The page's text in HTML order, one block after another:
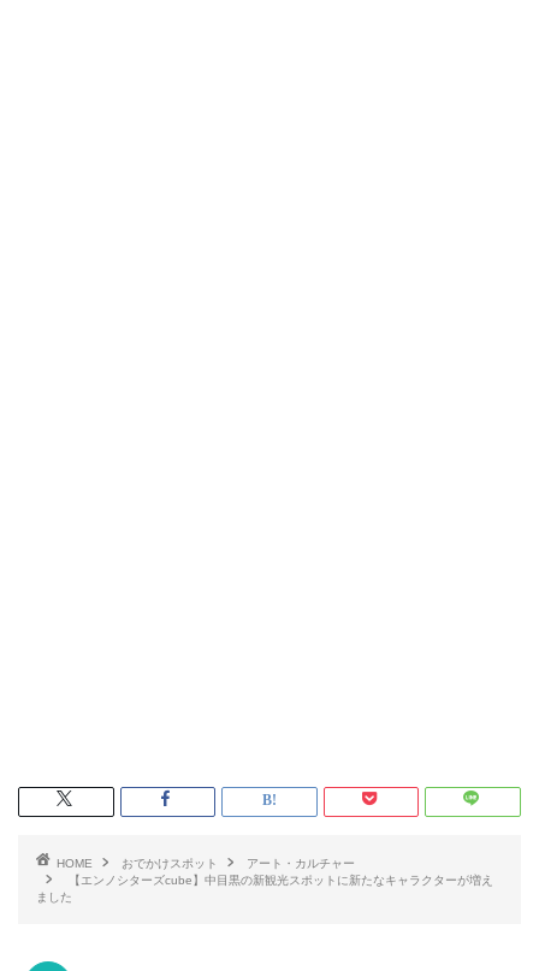
HOME おでかけスポット
アート・カルチャー
【エンノシターズcube】中目黒の新観光スポットに新たなキャラクターが増え
ました